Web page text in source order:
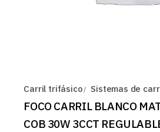
Carril trifásico Sistemas de
FOCO CARRIL BLANCO
COB 30W 3CCT